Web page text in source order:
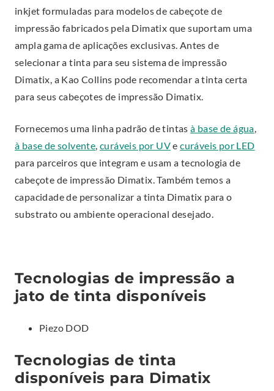
inkjet formuladas para modelos de cabeçote de
impressão fabricados pela Dimatix que suportam uma
ampla gama de aplicações exclusivas. Antes de
selecionar a tinta para seu sistema de impressão
Dimatix, a Kao Collins pode recomendar a tinta certa
para seus cabeçotes de impressão Dimatix.
Fornecemos uma linha padrão de tintasà base de água,
à base de solvente,curáveis por UVecuráveis por LED
para parceiros que integram e usam a tecnologia de
cabeçote de impressão Dimatix. Também temos a
capacidade de personalizar a tinta Dimatix para o
substrato ou ambiente operacional desejado.
Tecnologias de impressão a
jato de tinta disponíveis
Piezo DOD
Tecnologias de tinta
disponíveis para Dimatix